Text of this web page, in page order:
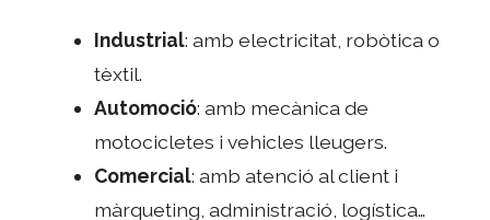
Industrial: amb electricitat, robòtica o
tèxtil.
Automoció: amb mecànica de
motocicletes i vehicles lleugers.
Comercial: amb atenció al client i
màrqueting, administració, logística…